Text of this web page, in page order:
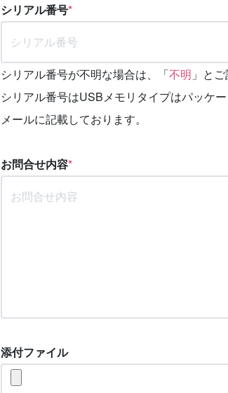
シリアル番号*
シリアル番号が不明な場合は、「不明 」と
シリアル番号はUSBメモリタイプはパッケ
メールに記載しております。
お問合せ内容*
添付ファイル